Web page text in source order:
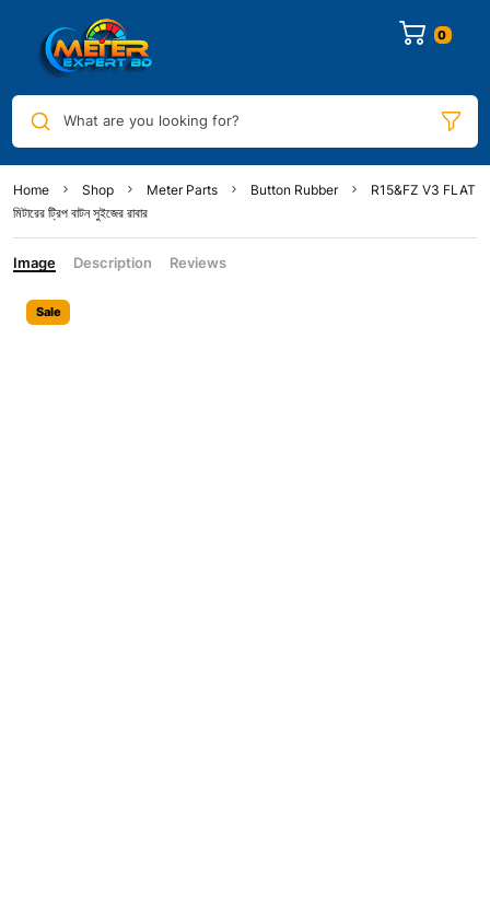
0
What are you looking for?
Home Shop Meter Parts Button Rubber
R15&FZ V3 FLAT
মিটারের ট্রিপ বাটন সুইজের রাবার
Image Description Reviews
Sale